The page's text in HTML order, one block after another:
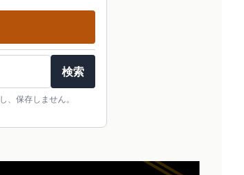
検索
保存しません。